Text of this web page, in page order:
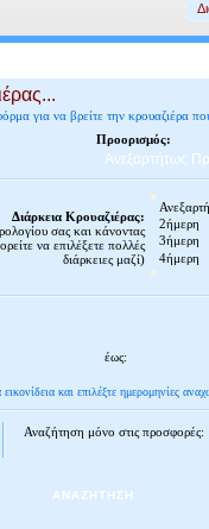
για να βρείτε την κρουαζιέρα που
Προορισμός:
Ανεξαρτήτως
Διάρκεια Κρουαζιέρας:
σας και κάνοντας
να επιλέξετε πολλές
διάρκειες μαζί)
έως:
και επιλέξτε ημερομηνίες
Αναζήτηση μόνο στις προσφορές: